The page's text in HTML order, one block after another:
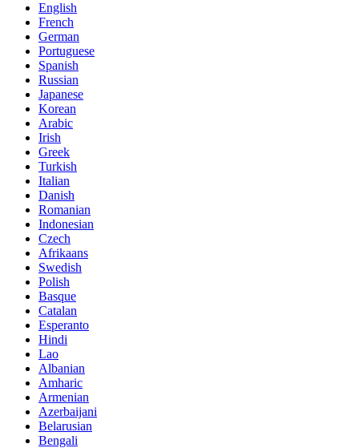
English
French
German
Portuguese
Spanish
Russian
Japanese
Korean
Arabic
Irish
Greek
Turkish
Italian
Danish
Romanian
Indonesian
Czech
Afrikaans
Swedish
Polish
Basque
Catalan
Esperanto
Hindi
Lao
Albanian
Amharic
Armenian
Azerbaijani
Belarusian
Bengali